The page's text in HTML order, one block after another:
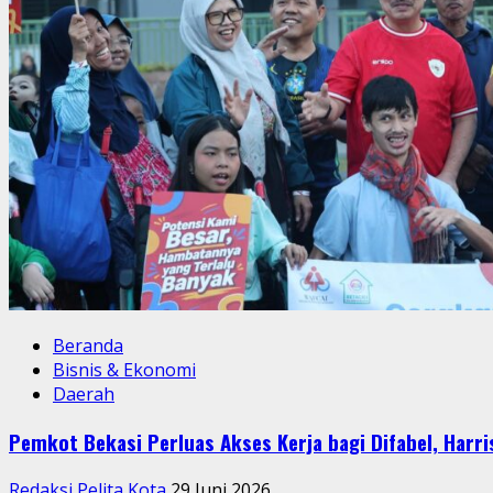
Wisatawan
Beranda
Bisnis & Ekonomi
Daerah
Pemkot Bekasi Perluas Akses Kerja bagi Difabel,